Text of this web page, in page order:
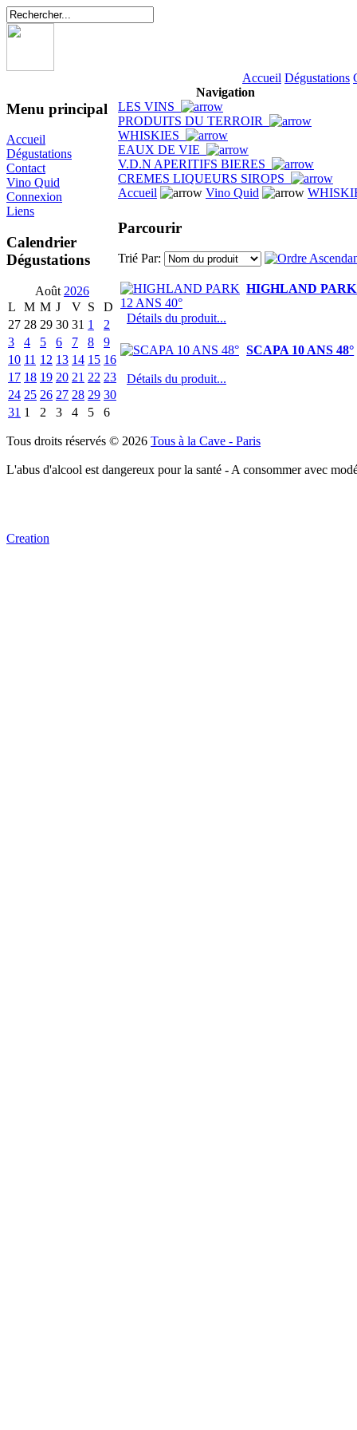
Accueil Dégustations
Menu principal
Accueil
Dégustations
Contact
Vino Quid
Connexion
Liens
Calendrier
Dégustations
Août 2026
L
M M J V S
D
27 28 29 30 31 1
2
3
4 5 6 7 8
9
10 11 12 13 14 15 16
17 18 19 20 21 22 23
24 25 26 27 28 29 30
31 1 2 3 4 5 6
Navigation
LES VINS
PRODUITS DU TERROIR
WHISKIES
EAUX DE VIE
V.D.N APERITIFS BIERES
CREMES LIQUEURS SIROPS
Accueil
Vino Quid
Parcourir
Trié Par:
HIGHLAND PARK
Détails du produit...
SCAPA 10 ANS 48°
Détails du produit...
Tous droits réservés © 2026 Tous à la Cave - Paris
L'abus d'alcool est dangereux pour la santé - A consommer avec
Creation